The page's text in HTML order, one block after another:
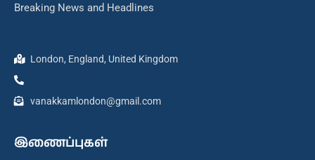
Breaking News and Headlines
London, England, United Kingdom
vanakkamlondon@gmail.com
இணைப்புகள்